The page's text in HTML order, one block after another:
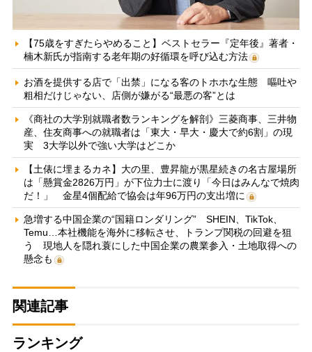
【75歳をすぎたらやめること】ベストセラー『定年後』著者・
楠木新氏が指南する老年期の好循環を呼び込む方法
お酒を提供する店で「出禁」になる客のトホホな生態 嘔吐や
粗相だけじゃない、店側が嫌がる“最悪の客”とは
《商社の大学別就職者数ランキングを解剖》三菱商事、三井物
産、住友商事への就職者は「東大・早大・慶大で約6割」の現
実 3大学以外で強い大学はどこか
【土俵に埋まるカネ】大の里、豊昇龍が黒星続きの名古屋場所
は「懸賞金2826万円」が下位力士に渡り「今日はみんなで焼肉
だ！」 金星4個配給で協会は年96万円の支出増に
急増する中国企業の“国籍ロンダリング” SHEIN、TikTok、
Temu…本社機能を海外に移転させ、トランプ関税の回避を狙
う 現地人を隠れ蓑にした中国企業の農業参入・土地取得への
懸念も
関連記事
ランキング